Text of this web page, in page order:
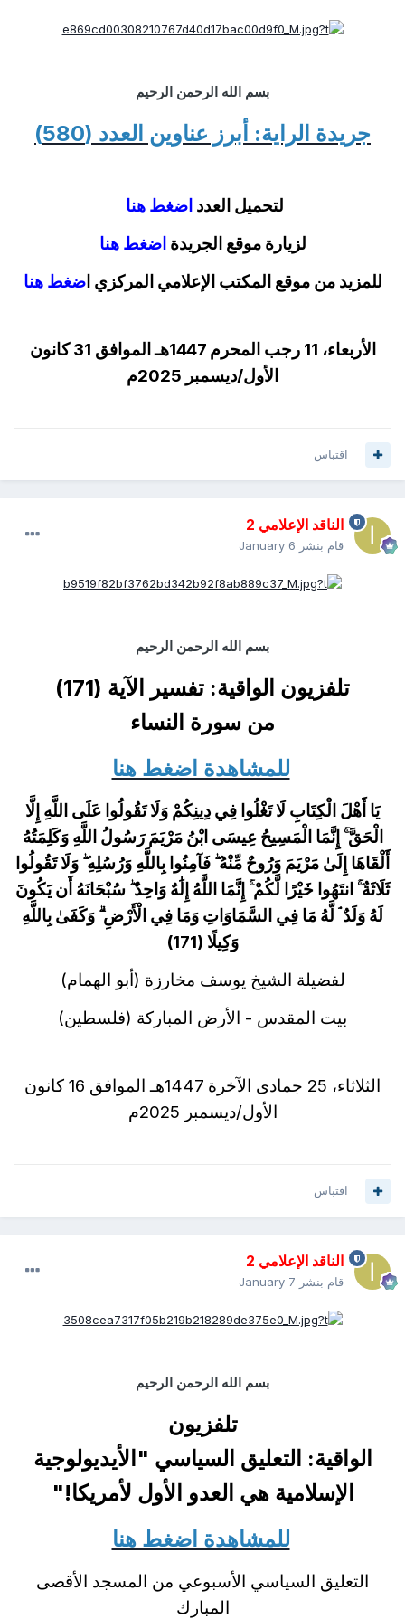
بسم الله الرحمن الرحيم
جريدة الراية: أبرز عناوين العدد (580)
لتحميل العدد اضغط هنا
لزيارة موقع الجريدة اضغط هنا
للمزيد من موقع المكتب الإعلامي المركزي ضغط هنا
الأربعاء، 11 رجب المحرم 1447هـ الموافق 31 كانون
الأول/ديسمبر 2025م
اقتباس
الناقد الإعلامي 2
قام بنشر January 6
بسم الله الرحمن الرحيم
تلفزيون الواقية: تفسير الآية (171)
من سورة النساء
للمشاهدة اضغط هنا
يَا أَهْلَ الْكِتَابِ لَا تَغْلُوا فِي دِينِكُمْ وَلَا تَقُولُوا عَلَى اللَّهِ إِلَّا
الْحَقَّ ۚ إِنَّمَا الْمَسِيحُ عِيسَى ابْنُ مَرْيَمَ رَسُولُ اللَّهِ وَكَلِمَتُهُ
أَلْقَاهَا إِلَىٰ مَرْيَمَ وَرُوحٌ مِّنْهُ ۖ فَآمِنُوا بِاللَّهِ وَرُسُلِهِ ۖ وَلَا تَقُولُوا
ثَلَاثَةٌ ۚ انتَهُوا خَيْرًا لَّكُمْ ۚ إِنَّمَا اللَّهُ إِلَٰهٌ وَاحِدٌ ۖ سُبْحَانَهُ أَن يَكُونَ
لَهُ وَلَدٌ ۘ لَّهُ مَا فِي السَّمَاوَاتِ وَمَا فِي الْأَرْضِ ۗ وَكَفَىٰ بِاللَّهِ
وَكِيلًا (171)
لفضيلة الشيخ يوسف مخارزة (أبو الهمام)
بيت المقدس - الأرض المباركة (فلسطين)
الثلاثاء، 25 جمادى الآخرة 1447هـ الموافق 16 كانون
الأول/ديسمبر 2025م
اقتباس
الناقد الإعلامي 2
قام بنشر January 7
بسم الله الرحمن الرحيم
تلفزيون
الواقية: التعليق السياسي "الأيديولوجية
الإسلامية هي العدو الأول لأمريكا!"
للمشاهدة اضغط هنا
التعليق السياسي الأسبوعي من المسجد الأقصى
المبارك